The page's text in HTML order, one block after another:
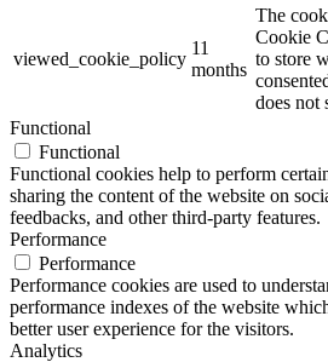
viewed_cookie_policy
11
months
The
Cookie
to store
does not
Functional
Functional
Functional cookies help to perform
sharing the content of the website on
feedbacks, and other third-party features.
Performance
Performance
Performance cookies are used to
performance indexes of the website
better user experience for the visitors.
Analytics